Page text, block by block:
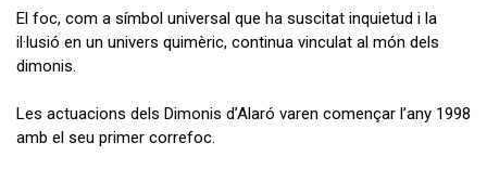
El foc, com a símbol universal que ha suscitat inquietud i la
il·lusió en un univers quimèric, continua vinculat al món dels
dimonis.
Les actuacions dels Dimonis d’Alaró varen començar l’any 1998
amb el seu primer correfoc.